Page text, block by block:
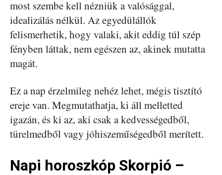
most szembe kell nézniük a valósággal,
idealizálás nélkül. Az egyedülállók
felismerhetik, hogy valaki, akit eddig túl szép
fényben láttak, nem egészen az, akinek mutatta
magát.
Ez a nap érzelmileg nehéz lehet, mégis tisztító
ereje van. Megmutathatja, ki áll melletted
igazán, és ki az, aki csak a kedvességedből,
türelmedből vagy jóhiszeműségedből merített.
Napi horoszkóp Skorpió –